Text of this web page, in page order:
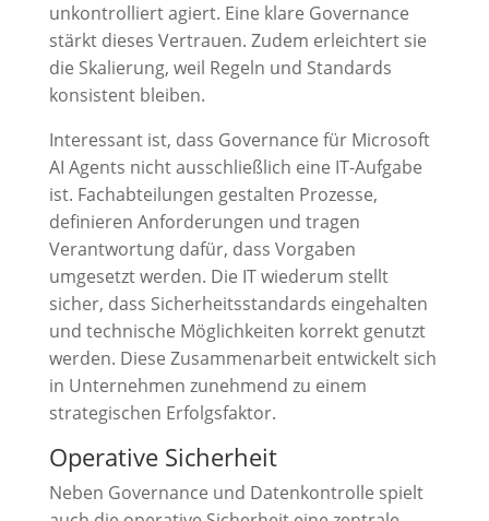
unkontrolliert agiert. Eine klare Governance
stärkt dieses Vertrauen. Zudem erleichtert sie
die Skalierung, weil Regeln und Standards
konsistent bleiben.
Interessant ist, dass Governance für Microsoft
AI Agents nicht ausschließlich eine IT-Aufgabe
ist. Fachabteilungen gestalten Prozesse,
definieren Anforderungen und tragen
Verantwortung dafür, dass Vorgaben
umgesetzt werden. Die IT wiederum stellt
sicher, dass Sicherheitsstandards eingehalten
und technische Möglichkeiten korrekt genutzt
werden. Diese Zusammenarbeit entwickelt sich
in Unternehmen zunehmend zu einem
strategischen Erfolgsfaktor.
Operative Sicherheit
Neben Governance und Datenkontrolle spielt